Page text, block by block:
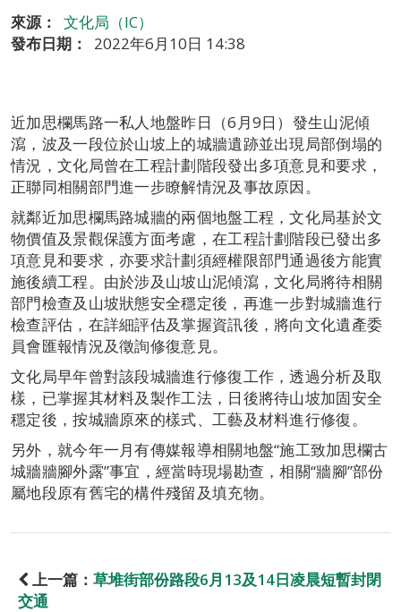
來源：
文化局（IC）
發布日期：
2022年6月10日 14:38
近加思欄馬路一私人地盤昨日（6月9日）發生山泥傾
瀉，波及一段位於山坡上的城牆遺跡並出現局部倒塌的
情況，文化局曾在工程計劃階段發出多項意見和要求，
正聯同相關部門進一步瞭解情況及事故原因。
就鄰近加思欄馬路城牆的兩個地盤工程，文化局基於文
物價值及景觀保護方面考慮，在工程計劃階段已發出多
項意見和要求，亦要求計劃須經權限部門通過後方能實
施後續工程。由於涉及山坡山泥傾瀉，文化局將待相關
部門檢查及山坡狀態安全穩定後，再進一步對城牆進行
檢查評估，在詳細評估及掌握資訊後，將向文化遺產委
員會匯報情況及徵詢修復意見。
文化局早年曾對該段城牆進行修復工作，透過分析及取
樣，已掌握其材料及製作工法，日後將待山坡加固安全
穩定後，按城牆原來的樣式、工藝及材料進行修復。
另外，就今年一月有傳媒報導相關地盤“施工致加思欄古
城牆牆腳外露”事宜，經當時現場勘查，相關“牆腳”部份
屬地段原有舊宅的構件殘留及填充物。
上一篇： 草堆街部份路段6月13及14日凌晨短暫封閉
交通